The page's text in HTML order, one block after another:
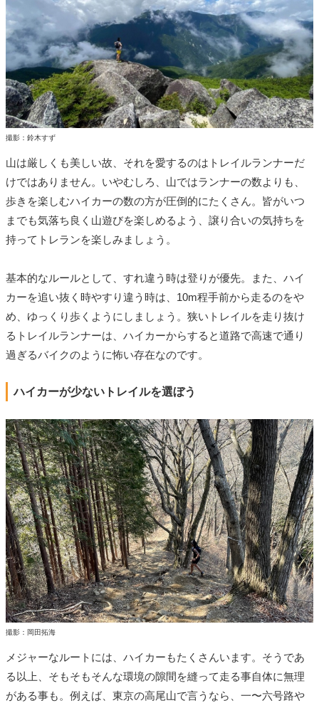
撮影：鈴木すず
山は厳しくも美しい故、それを愛するのはトレイルランナーだ
けではありません。いやむしろ、山ではランナーの数よりも、
歩きを楽しむハイカーの数の方が圧倒的にたくさん。皆がいつ
までも気落ち良く山遊びを楽しめるよう、譲り合いの気持ちを
持ってトレランを楽しみましょう。
基本的なルールとして、すれ違う時は登りが優先。また、ハイ
カーを追い抜く時やすり違う時は、10m程手前から走るのをや
め、ゆっくり歩くようにしましょう。狭いトレイルを走り抜け
るトレイルランナーは、ハイカーからすると道路で高速で通り
過ぎるバイクのように怖い存在なのです。
ハイカーが少ないトレイルを選ぼう
撮影：岡田拓海
メジャーなルートには、ハイカーもたくさんいます。そうであ
る以上、そもそもそんな環境の隙間を縫って走る事自体に無理
がある事も。例えば、東京の高尾山で言うなら、一〜六号路や